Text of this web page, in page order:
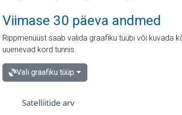
Viimase 30 päeva andmed
Rippmenüüst saab valida graafiku tüübi või kuvada
uuenevad kord tunnis.
Vali graafiku tüüp
Satelliitide arv